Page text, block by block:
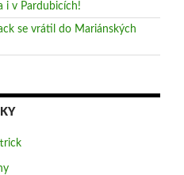
i v Pardubicích!
se vrátil do Mariánských